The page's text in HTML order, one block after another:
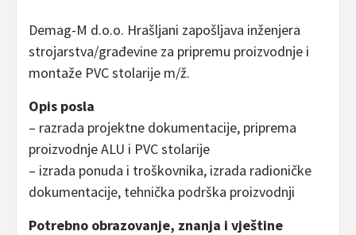
Demag-M d.o.o. Hrašljani zapošljava inženjera
strojarstva/građevine za pripremu proizvodnje i
montaže PVC stolarije m/ž.
Opis posla
– razrada projektne dokumentacije, priprema
proizvodnje ALU i PVC stolarije
– izrada ponuda i troškovnika, izrada radioničke
dokumentacije, tehnička podrška proizvodnji
Potrebno obrazovanje, znanja i vještine